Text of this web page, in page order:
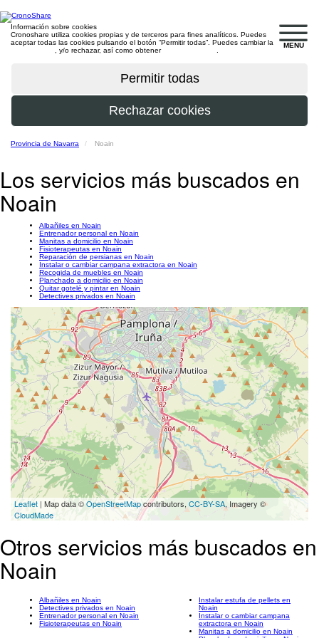
MENU
Información sobre cookies
Cronoshare utiliza cookies propias y de terceros para fines analíticos. Puedes
aceptar todas las cookies pulsando el botón “Permitir todas”. Puedes cambiar la
, y/o rechazar, así como obtener
Provincia de Navarra Noain
Los servicios más buscados en
Noain
Albañiles en Noain
Entrenador personal en Noain
Manitas a domicilio en Noain
Fisioterapeutas en Noain
Reparación de persianas en Noain
Instalar o cambiar campana extractora en Noain
Recogida de muebles en Noain
Planchado a domicilio en Noain
Quitar gotelé y pintar en Noain
Detectives privados en Noain
Leaflet | Map data ©OpenStreetMapcontributors, CC-BY-SA, Imagery ©
CloudMade
Otros servicios más buscados en
Noain
Albañiles en Noain
Detectives privados en Noain
Entrenador personal en Noain
Fisioterapeutas en Noain
Instalar estufa de pellets en
Noain
Instalar o cambiar campana
extractora en Noain
Manitas a domicilio en Noain